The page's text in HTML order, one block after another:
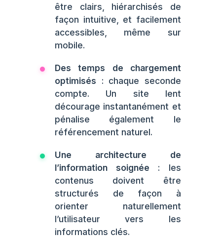
être clairs, hiérarchisés de
façon intuitive, et facilement
accessibles, même sur
mobile.
Des temps de chargement
optimisés : chaque seconde
compte. Un site lent
décourage instantanément et
pénalise également le
référencement naturel.
Une architecture de
l’information soignée : les
contenus doivent être
structurés de façon à
orienter naturellement
l’utilisateur vers les
informations clés.